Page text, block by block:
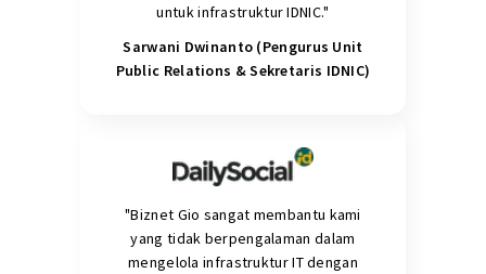
untuk infrastruktur IDNIC."
Sarwani Dwinanto (Pengurus Unit
Public Relations & Sekretaris IDNIC)
"Biznet Gio sangat membantu kami
yang tidak berpengalaman dalam
mengelola infrastruktur IT dengan